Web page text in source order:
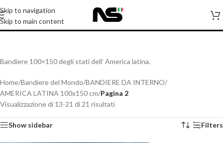
Skip to navigation
Skip to main content100x150 cm
Bandiere 100×150 degli stati dell’ America latina.
Home/Bandiere del Mondo/BANDIERE DA INTERNO/
AMERICA LATINA 100x150 cm/Pagina 2
Visualizzazione di 13-21 di 21 risultati
Show sidebar Filters